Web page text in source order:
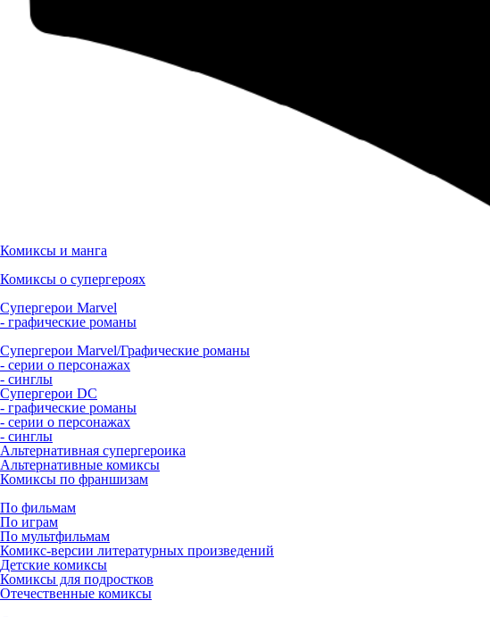
Комиксы и манга
Комиксы о супергероях
Супергерои Marvel
- графические романы
Супергерои Marvel/Графические романы
- серии о персонажах
- синглы
Супергерои DC
- графические романы
- серии о персонажах
- синглы
Альтернативная супергероика
Альтернативные комиксы
Комиксы по франшизам
По фильмам
По играм
По мультфильмам
Комикс-версии литературных произведений
Детские комиксы
Комиксы для подростков
Отечественные комиксы